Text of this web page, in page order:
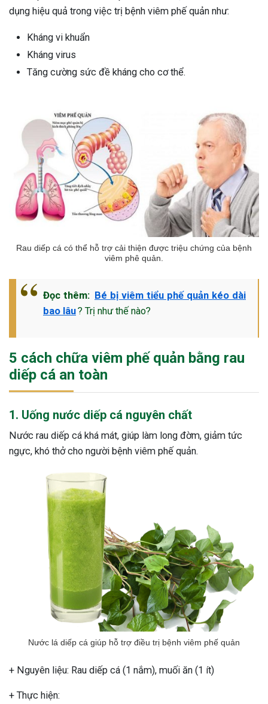
Sau Sinh Có Tự Khỏi
Thông Tin Cần Biết
sau sinh là tình trạng viêm da
phổ biến, khiến đôi bàn tay,
của chị em trở nên khô...
dụng hiệu quả trong việc trị bệnh viêm phế quản như:
Kháng vi khuẩn
Kháng virus
Tăng cường sức đề kháng cho cơ thể.
Rau diếp cá có thể hỗ trợ cải thiện được triệu chứng của bệnh
viêm phê quản.
Đọc thêm: Bé bị viêm tiểu phế quản kéo dài
bao lâu? Trị như thế nào?
5 cách chữa viêm phế quản bằng rau
diếp cá an toàn
1. Uống nước diếp cá nguyên chất
Nước rau diếp cá khá mát, giúp làm long đờm, giảm tức
ngực, khó thở cho người bệnh viêm phế quản.
Nước lá diếp cá giúp hỗ trợ điều trị bệnh viêm phế quản
+ Nguyên liệu: Rau diếp cá (1 nắm), muối ăn (1 ít)
+ Thực hiện: